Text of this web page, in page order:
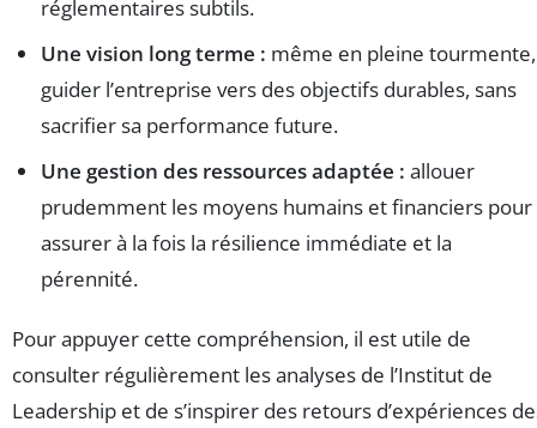
réglementaires subtils.
Une vision long terme : même en pleine tourmente,
guider l’entreprise vers des objectifs durables, sans
sacrifier sa performance future.
Une gestion des ressources adaptée : allouer
prudemment les moyens humains et financiers pour
assurer à la fois la résilience immédiate et la
pérennité.
Pour appuyer cette compréhension, il est utile de
consulter régulièrement les analyses de l’Institut de
Leadership et de s’inspirer des retours d’expériences